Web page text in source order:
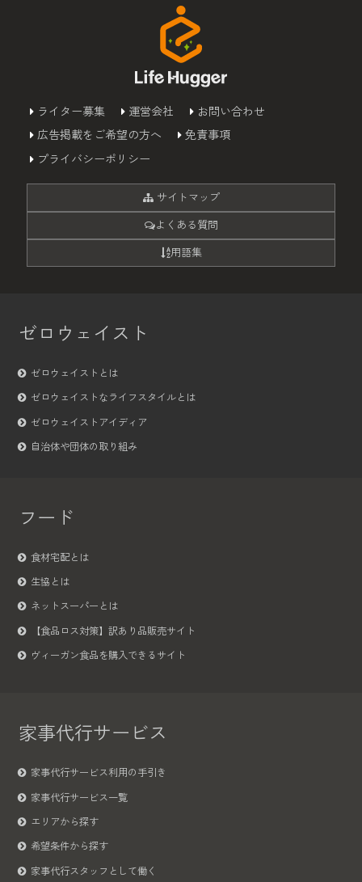
ライター募集 運営会社
お問い合わせ
広告掲載をご希望の方へ
免責事項
プライバシーポリシー
サイトマップ
よくある質問
用語集
ゼロウェイスト
ゼロウェイストとは
ゼロウェイストなライフスタイルとは
ゼロウェイストアイディア
自治体や団体の取り組み
フード
食材宅配とは
生協とは
ネットスーパーとは
【食品ロス対策】訳あり品販売サイト
ヴィーガン食品を購入できるサイト
家事代行サービス
家事代行サービス利用の手引き
家事代行サービス一覧
エリアから探す
希望条件から探す
家事代行スタッフとして働く